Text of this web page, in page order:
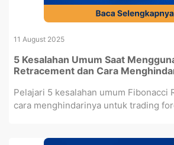
11 August 2025
5 Kesalahan Umum Saat
Retracement dan Cara
Pelajari 5 kesalahan umum Fibonacci
cara menghindarinya untuk trading